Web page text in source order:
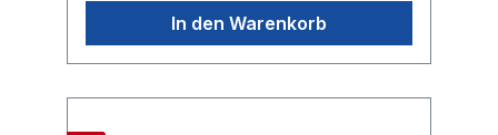
In den Warenkorb